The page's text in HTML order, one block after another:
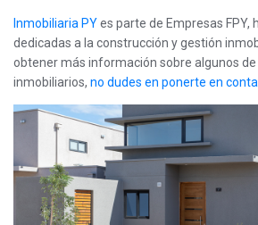
Inmobiliaria PYes parte de Empresas FPY,
dedicadas a la construcción y gestión
obtener más información sobre algunos
inmobiliarios, no dudes en ponerte en